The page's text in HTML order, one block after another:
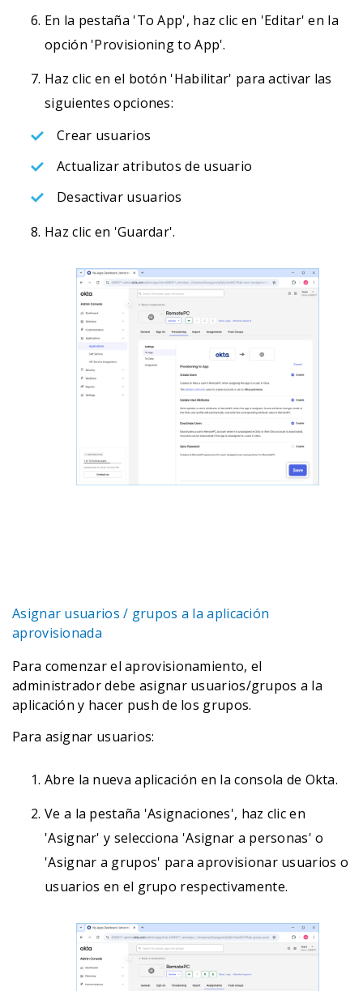
En la pestaña 'To App', haz clic en 'Editar' en la
opción 'Provisioning to App'.
Haz clic en el botón 'Habilitar' para activar las
siguientes opciones:
Crear usuarios
Actualizar atributos de usuario
Desactivar usuarios
Haz clic en 'Guardar'.
Asignar usuarios / grupos a la aplicación
aprovisionada
Para comenzar el aprovisionamiento, el
administrador debe asignar usuarios/grupos a la
aplicación y hacer push de los grupos.
Para asignar usuarios:
Abre la nueva aplicación en la consola de Okta.
Ve a la pestaña 'Asignaciones', haz clic en
'Asignar' y selecciona 'Asignar a personas' o
'Asignar a grupos' para aprovisionar usuarios o
usuarios en el grupo respectivamente.